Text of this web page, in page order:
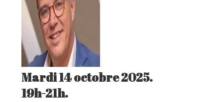
Mardi 14 octobre 2025.
19h-21h.